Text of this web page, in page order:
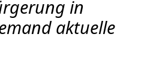
in
aktuelle